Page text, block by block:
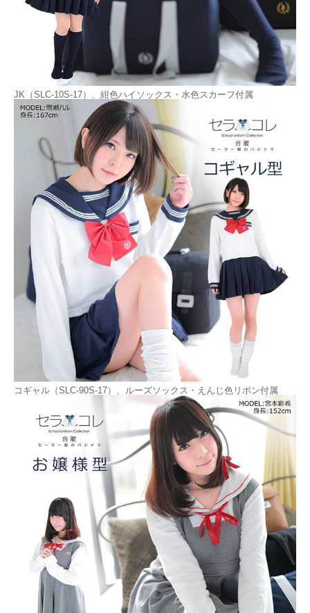
JK（SLC-10S-17）、紺色ハイソックス・水色スカーフ付属
コギャル（SLC-90S-17）、ルーズソックス・えんじ色リボン付属